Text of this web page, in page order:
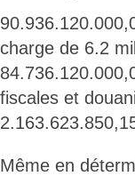
charge de 6.2
fiscales et
Même en